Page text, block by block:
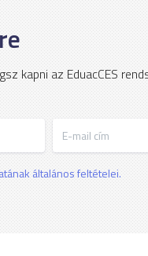
kapni az EduacCES
E-mail cím
általános feltételei.